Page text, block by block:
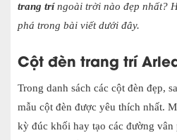
trang tríngoài trời nào đẹp nhất?
phá trong bài viết dưới đây.
Cột đèn trang trí
Trong danh sách các cột đèn đẹp,
mẫu cột đèn được yêu thích nhất.
kỳ đúc khối hay tạo các đường